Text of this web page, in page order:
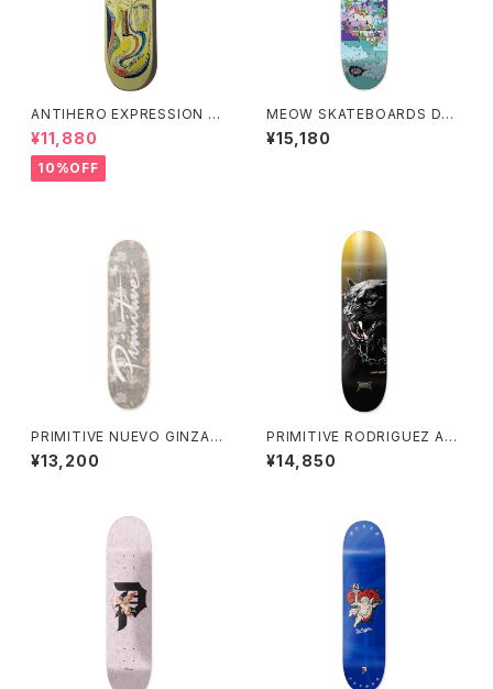
ANTIHERO EXPRESSION C
hris Johanson Victor Pelle
grin 8.06インチ アンタイヒー
ロー エクスプレッション
¥11,880
10%OFF
MEOW SKATEBOARDS DRE
AM 8インチ ミャウ スケートボ
ード ドリーム
¥15,180
PRIMITIVE NUEVO GINZA D
ECK CAMO 8インチ プリミテ
ィブ ヌエボ ギンザ デッキ カモ
¥13,200
PRIMITIVE RODRIGUEZ AB
YSS DECK GOLD 7.75インチ
プリミティブ ロドリゲス アビス
¥14,850